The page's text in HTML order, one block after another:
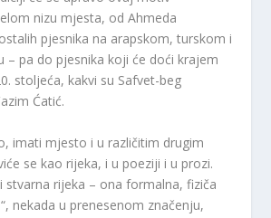
nizu mjesta, od Ahmeda
pjesnika na arapskom, turskom i
– pa do pjesnika koji će doći krajem
stoljeća, kakvi su Safvet-beg
Ćatić.
imati mjesto i u različitim drugim
se kao rijeka, i u poeziji i u prozi.
stvarna rijeka – ona formalna, fiziča
nekada u prenesenom značenju,